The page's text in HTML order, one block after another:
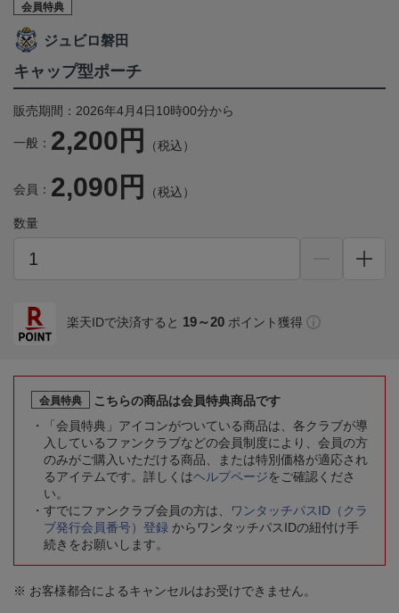
会員特典
ジュビロ磐田
キャップ型ポーチ
販売期間：2026年4月4日10時00分から
一般： 2,200円 （税込）
会員： 2,090円 （税込）
数量
楽天IDで決済すると 19～20 ポイント獲得
会員特典
こちらの商品は会員特典商品です
「会員特典」アイコンがついている商品は、各クラブが導
入しているファンクラブなどの会員制度により、会員の方
のみがご購入いただける商品、または特別価格が適応され
るアイテムです。詳しくはヘルプページをご確認くださ
い。
すでにファンクラブ会員の方は、
ワンタッチパスID（クラ
ブ発行会員番号）登録 からワンタッチパスIDの紐付け手
続きをお願いします。
※ お客様都合によるキャンセルはお受けできません。